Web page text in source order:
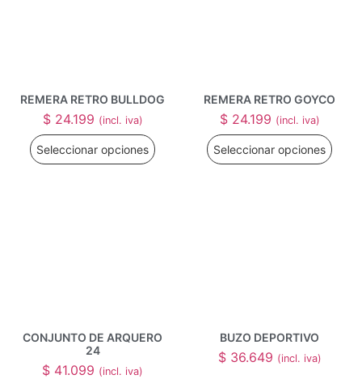
REMERA RETRO BULLDOG
$24.199 (incl. iva)
Seleccionar opciones
REMERA RETRO GOYCO
$24.199 (incl. iva)
Seleccionar opciones
CONJUNTO DE ARQUERO
24
$ 41.099 (incl. iva)
BUZO DEPORTIVO
$36.649 (incl. iva)